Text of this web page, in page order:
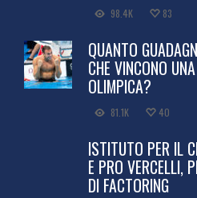
98.4K 83
QUANTO
CHE VINCONO
OLIMPICA?
81.1K 40
ISTITUTO PER IL
E PRO VERCELLI,
DI FACTORING